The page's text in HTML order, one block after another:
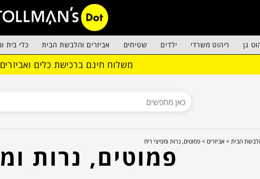
גן ריהוט משרדי ילדים שטיחים אביזרים והלבשת הבית כלי בית
משלוח חינם ברכישת כלים
הבית >אביזרים >פמוטים, נרות ומפיצי ריח
פמוטים, נרות